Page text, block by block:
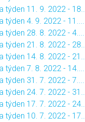
týden 11. 9. 2022 - 18....
týden 4. 9. 2022 - 11....
týden 28. 8. 2022 - 4....
týden 21. 8. 2022 - 28....
týden 14. 8. 2022 - 21....
týden 7. 8. 2022 - 14....
týden 31. 7. 2022 - 7....
týden 24. 7. 2022 - 31....
týden 17. 7. 2022 - 24....
týden 10. 7. 2022 - 17....